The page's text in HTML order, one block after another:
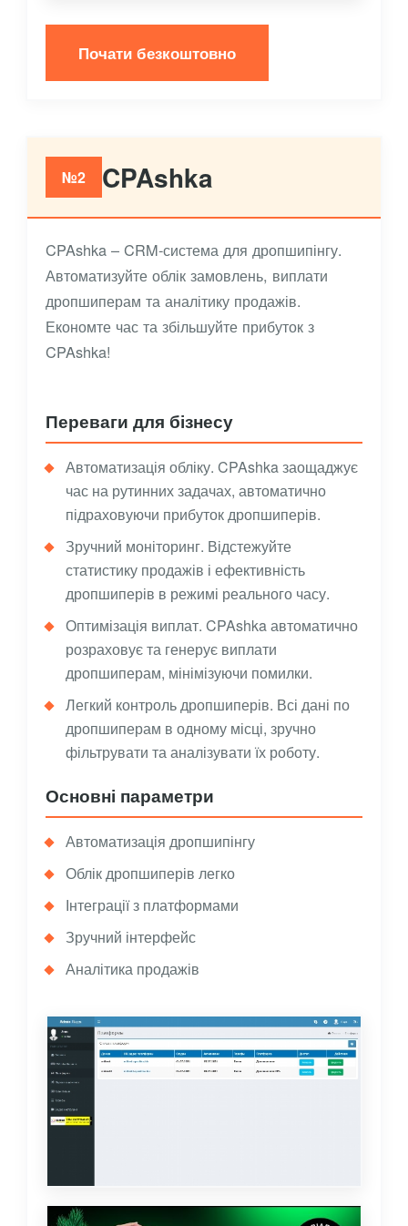
Почати безкоштовно
№2 CPAshka
CPAshka – CRM-система для дропшипінгу.
Автоматизуйте облік замовлень, виплати
дропшиперам та аналітику продажів.
Економте час та збільшуйте прибуток з
CPAshka!
Переваги для бізнесу
Автоматизація обліку. CPAshka заощаджує
час на рутинних задачах, автоматично
підраховуючи прибуток дропшиперів.
Зручний моніторинг. Відстежуйте
статистику продажів і ефективність
дропшиперів в режимі реального часу.
Оптимізація виплат. CPAshka автоматично
розраховує та генерує виплати
дропшиперам, мінімізуючи помилки.
Легкий контроль дропшиперів. Всі дані по
дропшиперам в одному місці, зручно
фільтрувати та аналізувати їх роботу.
Основні параметри
Автоматизація дропшипінгу
Облік дропшиперів легко
Інтеграції з платформами
Зручний інтерфейс
Аналітика продажів